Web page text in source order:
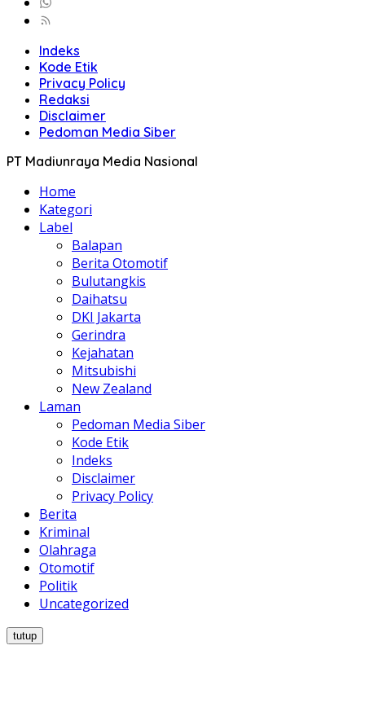
Indeks
Kode Etik
Privacy Policy
Redaksi
Disclaimer
Pedoman Media Siber
PT Madiunraya Media Nasional
Home
Kategori
Label
Balapan
Berita Otomotif
Bulutangkis
Daihatsu
DKI Jakarta
Gerindra
Kejahatan
Mitsubishi
New Zealand
Laman
Pedoman Media Siber
Kode Etik
Indeks
Disclaimer
Privacy Policy
Berita
Kriminal
Olahraga
Otomotif
Politik
Uncategorized
tutup